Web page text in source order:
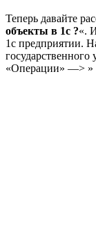
Теперь давайте
объекты в 1с ?«.
1с предприятии.
«Операции» —> »